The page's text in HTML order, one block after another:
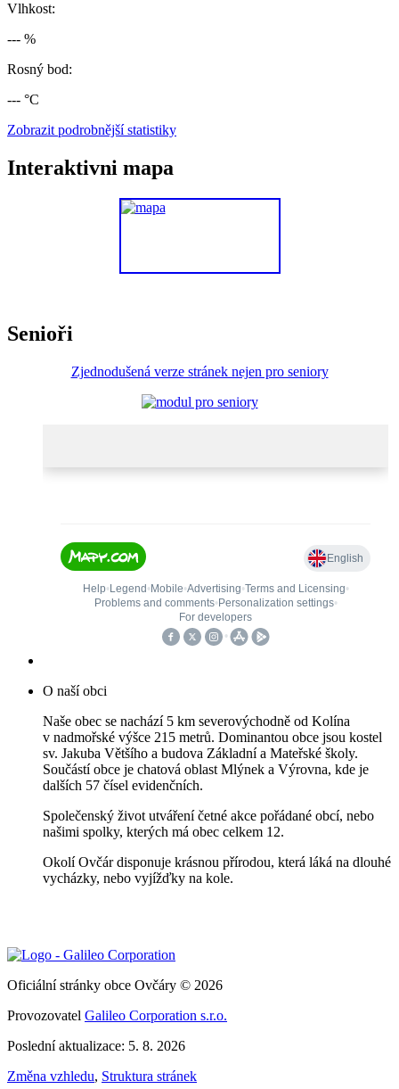
Vlhkost:
--- %
Rosný bod:
--- °C
Zobrazit podrobnější statistiky
Interaktivni mapa
Senioři
Zjednodušená verze stránek nejen pro seniory
O naší obci
Naše obec se nachází 5 km severovýchodně od Kolína
v nadmořské výšce 215 metrů. Dominantou obce jsou kostel
sv. Jakuba Většího a budova Základní a Mateřské školy.
Součástí obce je chatová oblast Mlýnek a Výrovna, kde je
dalších 57 čísel evidenčních.
Společenský život utváření četné akce pořádané obcí, nebo
našimi spolky, kterých má obec celkem 12.
Okolí Ovčár disponuje krásnou přírodou, která láká na dlouhé
vycházky, nebo vyjížďky na kole.
Oficiální stránky obce Ovčáry © 2026
Provozovatel Galileo Corporation s.r.o.
Poslední aktualizace: 5. 8. 2026
Změna vzhledu, Struktura stránek